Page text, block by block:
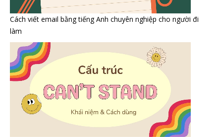
Cách viết email bằng tiếng Anh chuyên nghiệp cho người đi
làm